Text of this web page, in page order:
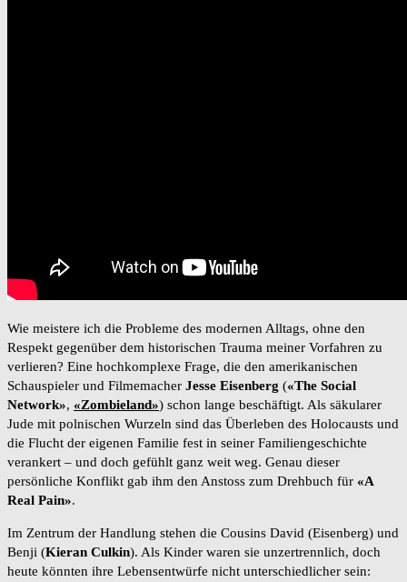
Wie meistere ich die Probleme des modernen Alltags, ohne den
Respekt gegenüber dem historischen Trauma meiner Vorfahren zu
verlieren? Eine hochkomplexe Frage, die den amerikanischen
Schauspieler und Filmemacher Jesse Eisenberg («The Social
Network», «Zombieland») schon lange beschäftigt. Als säkularer
Jude mit polnischen Wurzeln sind das Überleben des Holocausts und
die Flucht der eigenen Familie fest in seiner Familiengeschichte
verankert – und doch gefühlt ganz weit weg. Genau dieser
persönliche Konflikt gab ihm den Anstoss zum Drehbuch für «A
Real Pain».
Im Zentrum der Handlung stehen die Cousins David (Eisenberg) und
Benji (Kieran Culkin). Als Kinder waren sie unzertrennlich, doch
heute könnten ihre Lebensentwürfe nicht unterschiedlicher sein: